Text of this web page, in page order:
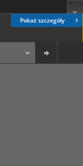
Pokaż szczegóły